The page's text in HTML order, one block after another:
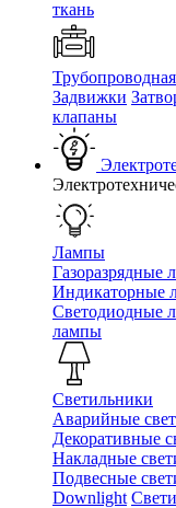
ткань
Задвижки
клапаны
Лампы
Газоразрядные
Индикаторные
Светодиодные
лампы
Светильники
Аварийные
Декоративные
Накладные
Подвесные
Downlight